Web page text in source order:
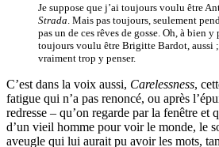
Je suppose que j’ai toujours voulu être
Strada . Mais pas toujours, seulement
pas un de ces rêves de gosse. Oh, à bien y
toujours voulu être Brigitte Bardot, aussi
vraiment trop y penser.
C’est dans la voix aussi, Carelessness,
fatigue qui n’a pas renoncé, ou après
redresse – qu’on regarde par la fenêtre et
d’un vieil homme pour voir le monde, le
aveugle qui lui aurait pu avoir les mots,